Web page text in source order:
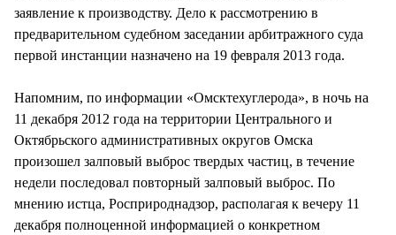
заявление к производству. Дело к рассмотрению в
предварительном судебном заседании арбитражного суда
первой инстанции назначено на 19 февраля 2013 года.
Напомним, по информации «Омсктехуглерода», в ночь на
11 декабря 2012 года на территории Центрального и
Октябрьского административных округов Омска
произошел залповый выброс твердых частиц, в течение
недели последовал повторный залповый выброс. По
мнению истца, Росприроднадзор, располагая к вечеру 11
декабря полноценной информацией о конкретном